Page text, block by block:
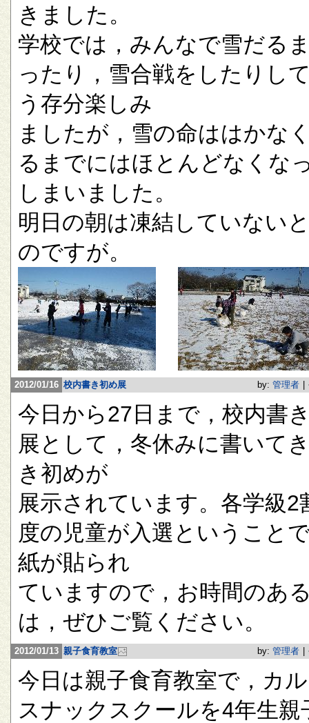
きました。
学校では，みんなで雪だる
ったり，雪合戦をしたりし
う存分楽しみ
ましたが，雪の命ははかな
るまでにはほとんどなくな
しまいました。
明日の朝は凍結していない
のですが。
2012/01/16 校内書き初め展 by: 管理者
今日から27日まで，校内書
展として，冬休みに書いて
き初めが
展示されています。各学級2
度の児童が入選ということ
紙が貼られ
ていますので，お時間のあ
は，ぜひご覧ください。
2012/01/13 親子食育教室 by: 管理者
今日は親子食育教室で，カ
スナックスクールを4年生親